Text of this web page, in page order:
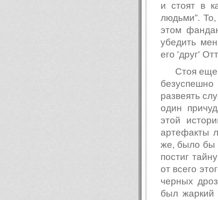
и стоят в
людьми”.
этом
убедить
его 'друг'
Стоя еще
развеять
один
этой
артефакты
же, было бы
постиг
от всего
черных
был жаркий